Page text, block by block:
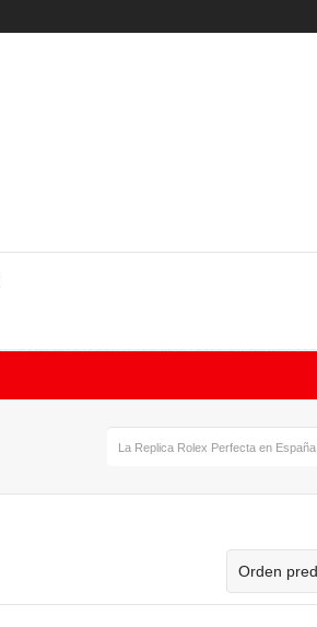
La Replica Rolex Perfecta en España